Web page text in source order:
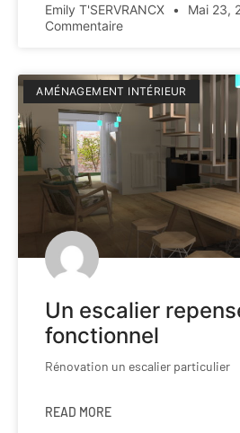
Emily T'SERVRANCX Mai 23,
Commentaire
AMÉNAGEMENT INTÉRIEUR
Un escalier
fonctionnel
Rénovation un escalier particulier
READ MORE